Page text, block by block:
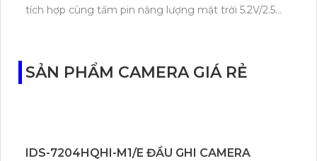
tích hợp cùng tấm pin năng lượng mặt trời 5.2V/2.5W.
SẢN PHẨM CAMERA GIÁ RẺ
IDS-7204HQHI-M1/E ĐẦU GHI CAMERA